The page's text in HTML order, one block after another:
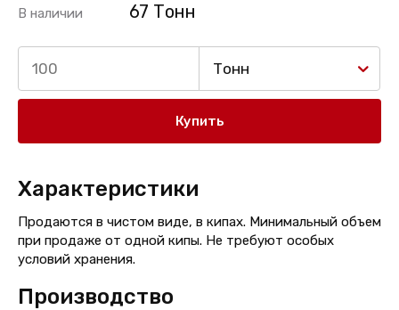
В наличии 67 Тонн
Тонн
Купить
Характеристики
Продаются в чистом виде, в кипах. Минимальный объем
при продаже от одной кипы. Не требуют особых
условий хранения.
Производство